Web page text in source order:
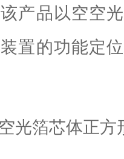
产品以空空
置的功能定